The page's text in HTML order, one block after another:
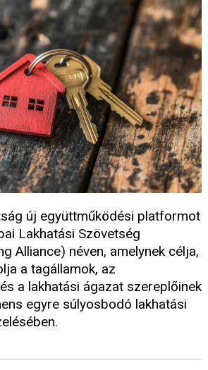
új együttműködési platformot
Lakhatási Szövetség
Alliance) néven, amelynek célja,
a tagállamok, az
a lakhatási ágazat szereplőinek
egyre súlyosbodó lakhatási